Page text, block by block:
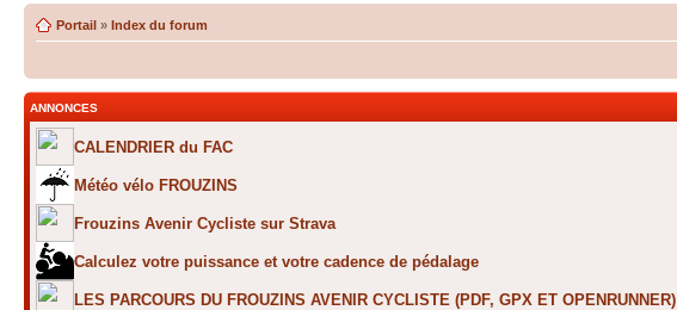
Portail » Index du forum
ANNONCES
CALENDRIER du FAC
Météo vélo FROUZINS
Frouzins Avenir Cycliste sur Strava
Calculez votre puissance et votre cadence de pédalage
LES PARCOURS DU FROUZINS AVENIR CYCLISTE (PDF, GPX ET OPENRUNNER)